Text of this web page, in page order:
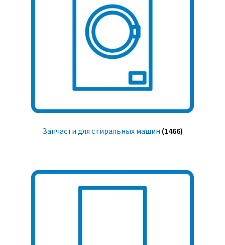
Запчасти для стиральных машин (1466)